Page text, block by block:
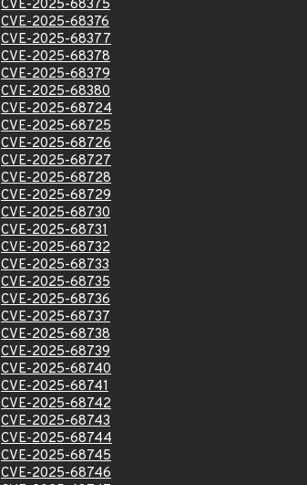
CVE-2025-68375
CVE-2025-68376
CVE-2025-68377
CVE-2025-68378
CVE-2025-68379
CVE-2025-68380
CVE-2025-68724
CVE-2025-68725
CVE-2025-68726
CVE-2025-68727
CVE-2025-68728
CVE-2025-68729
CVE-2025-68730
CVE-2025-68731
CVE-2025-68732
CVE-2025-68733
CVE-2025-68735
CVE-2025-68736
CVE-2025-68737
CVE-2025-68738
CVE-2025-68739
CVE-2025-68740
CVE-2025-68741
CVE-2025-68742
CVE-2025-68743
CVE-2025-68744
CVE-2025-68745
CVE-2025-68746